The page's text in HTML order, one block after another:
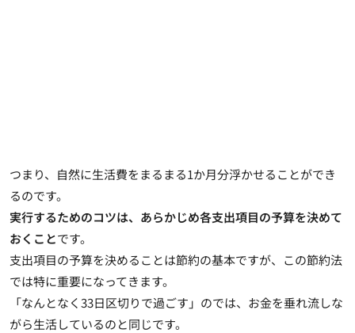
つまり、自然に生活費をまるまる1か月分浮かせることができ
るのです。
実行するためのコツは、あらかじめ各支出項目の予算を決めて
おくことです。
支出項目の予算を決めることは節約の基本ですが、この節約法
では特に重要になってきます。
「なんとなく33日区切りで過ごす」のでは、お金を垂れ流しな
がら生活しているのと同じです。